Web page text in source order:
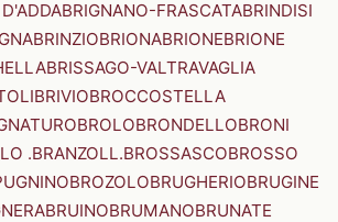
BRIGNANO-FRASCATABRINDISI
BRINZIOBRIONABRIONEBRIONE
BRISSAGO-VALTRAVAGLIA
BRIVIOBROCCOSTELLA
BROLOBRONDELLOBRONI
.BRANZOLL.BROSSASCOBROSSO
BROZOLOBRUGHERIOBRUGINE
BRUINOBRUMANOBRUNATE